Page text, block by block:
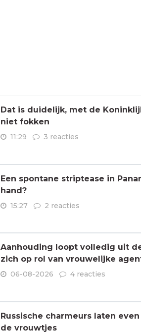
Dat is duidelijk, met de
niet fokken
11:29 3 reacties
Een spontane striptease in
hand?
15:27 2 reacties
Aanhouding loopt volledig uit
zich op rol van vrouwelijke
06-08-2026 4 reacties
Russische charmeurs laten
de vrouwtjes